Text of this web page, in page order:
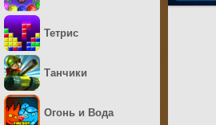
Тетрис
Танчики
Огонь и Вода